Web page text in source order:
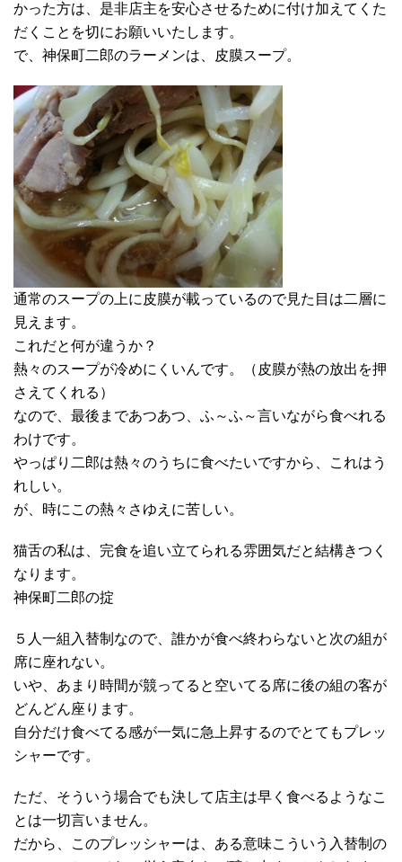
かった方は、是非店主を安心させるために付け加えてくた
だくことを切にお願いいたします。
で、神保町二郎のラーメンは、皮膜スープ。
通常のスープの上に皮膜が載っているので見た目は二層に
見えます。
これだと何が違うか？
熱々のスープが冷めにくいんです。（皮膜が熱の放出を押
さえてくれる）
なので、最後まであつあつ、ふ～ふ～言いながら食べれる
わけです。
やっぱり二郎は熱々のうちに食べたいですから、これはう
れしい。
が、時にこの熱々さゆえに苦しい。
猫舌の私は、完食を追い立てられる雰囲気だと結構きつく
なります。
神保町二郎の掟
５人一組入替制なので、誰かが食べ終わらないと次の組が
席に座れない。
いや、あまり時間が競ってると空いてる席に後の組の客が
どんどん座ります。
自分だけ食べてる感が一気に急上昇するのでとてもプレッ
シャーです。
ただ、そういう場合でも決して店主は早く食べるようなこ
とは一切言いません。
だから、このプレッシャーは、ある意味こういう入替制の